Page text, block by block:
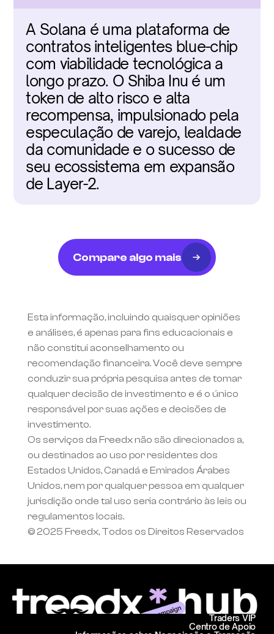
A Solana é uma plataforma de
contratos inteligentes blue-chip
com viabilidade tecnológica a
longo prazo. O Shiba Inu é um
token de alto risco e alta
recompensa, impulsionado pela
especulação de varejo, lealdade
da comunidade e o sucesso de
seu ecossistema em expansão
de Layer-2.
Compare algo mais
Esta informação, incluindo quaisquer opiniões
e análises, é apenas para fins educacionais e
não constitui aconselhamento ou
recomendação financeira. Você deve sempre
conduzir sua própria pesquisa antes de tomar
qualquer decisão de investimento e é o único
responsável por suas ações e decisões de
investimento.
Os serviços da Freedx não são direcionados a,
ou destinados ao uso por residentes dos
Estados Unidos, Canadá e Emirados Árabes
Unidos, nem por qualquer pessoa em qualquer
jurisdição onde tal uso seria contrário às leis ou
regulamentos locais.
© 2025 Freedx, Todos os Direitos Reservados
Centro de Apoio
Traders VIP